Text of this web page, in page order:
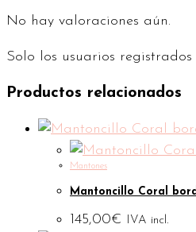
No hay valoraciones aún.
Solo los usuarios
Productos relacionados
Mantones
Mantoncillo Coral
145,00€ IVA incl.